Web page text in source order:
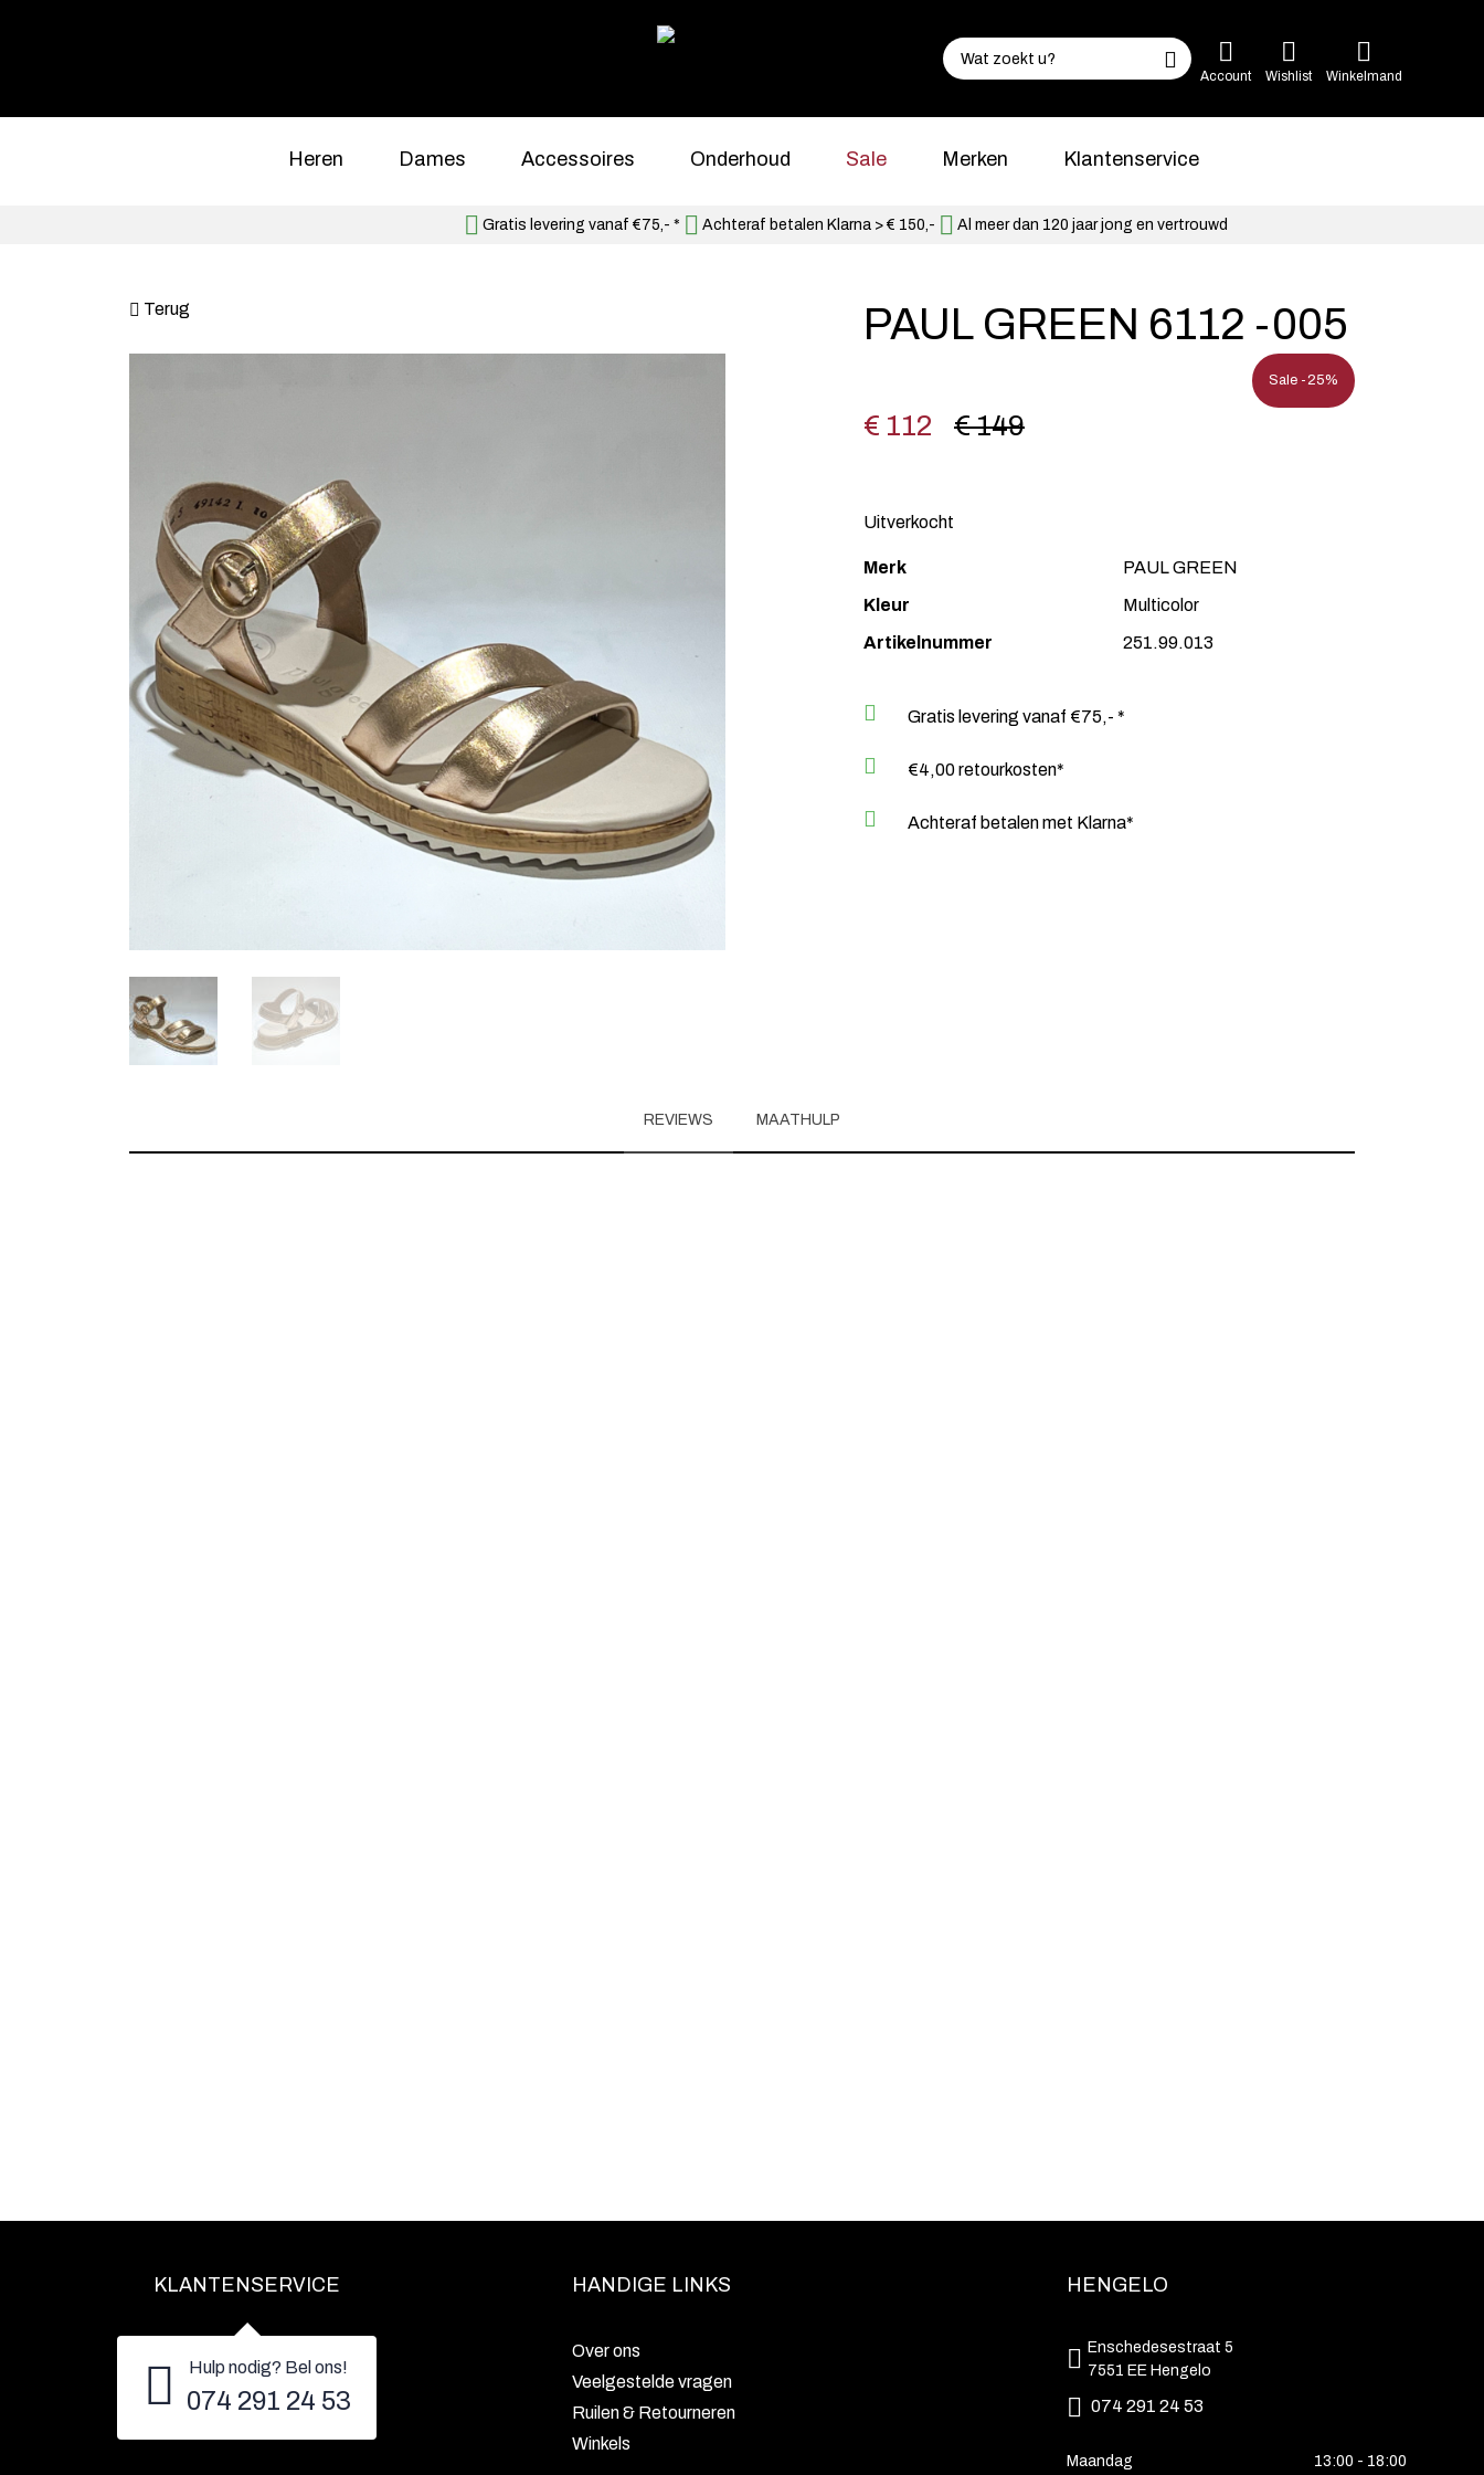
Account Wishlist Winkelmand
Heren Dames Accessoires Onderhoud Sale Merken Klantenservice
Gratis levering vanaf €75,- * Achteraf betalen Klarna > € 150,- Al meer dan 120 jaar jong en vertrouwd
Terug PAUL GREEN 6112 -005
Sale -25%
€ 149
€ 112
Uitverkocht
Merk
PAUL GREEN
Kleur
Multicolor
Artikelnummer
251.99.013
Gratis levering vanaf €75,- *
€4,00 retourkosten*
Achteraf betalen met Klarna*
REVIEWS MAATHULP
KLANTENSERVICE
Hulp nodig? Bel ons!
074 291 24 53
HANDIGE LINKS
Over ons
Veelgestelde vragen
Ruilen & Retourneren
Winkels
HENGELO
Enschedesestraat 5
7551 EE Hengelo
074 291 24 53
Maandag 13:00 - 18:00